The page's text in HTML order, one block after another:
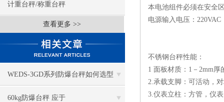
计重台秤/称重台秤
查看更多 >>
WEDS-3GD系列防爆台秤如何选型
60kg防爆台秤 应于
本电池组件必须在安全
电源输入电压：
不锈钢台秤性能：
1 面板材质：1－2mm
2.承载支脚：可活动，
3.仪表立柱：方管，仪